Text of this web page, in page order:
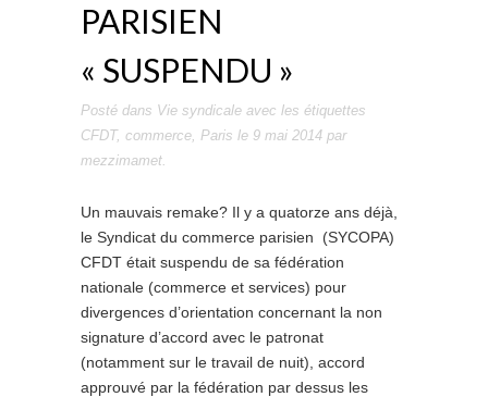
PARISIEN
« SUSPENDU »
Posté dans Vie syndicale avec les étiquettes
CFDT, commerce, Paris le 9 mai 2014 par
mezzimamet.
Un mauvais remake? Il y a quatorze ans déjà,
le Syndicat du commerce parisien (SYCOPA)
CFDT était suspendu de sa fédération
nationale (commerce et services) pour
divergences d’orientation concernant la non
signature d’accord avec le patronat
(notamment sur le travail de nuit), accord
approuvé par la fédération par dessus les